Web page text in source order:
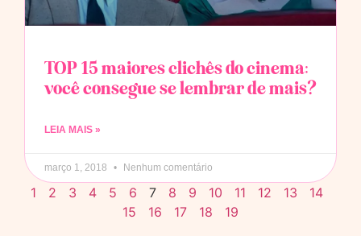
TOP 15 maiores clichês do cinema:
você consegue se lembrar de mais?
LEIA MAIS »
março 1, 2018 Nenhum comentário
1 2 3 4 5 6 7 8 9 10 11 12 13
14
15
16 17 18 19